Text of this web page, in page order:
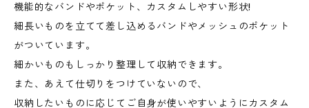
機能的なバンドやポケット、カスタムしやすい形状!
細長いものを立てて差し込めるバンドやメッシュのポケット
がついています。
細かいものもしっかり整理して収納できます。
また、あえて仕切りをつけていないので、
収納したいものに応じてご自身が使いやすいようにカスタム